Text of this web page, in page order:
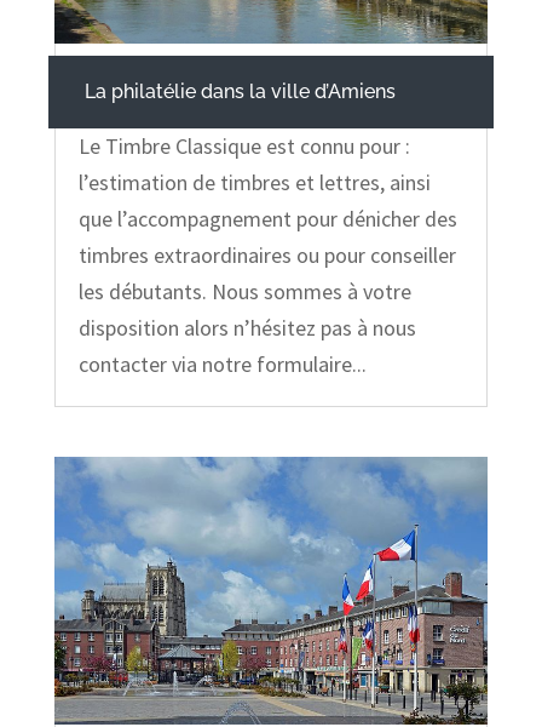
La philatélie dans la ville d’Amiens
Le Timbre Classique est connu pour :
l’estimation de timbres et lettres, ainsi
que l’accompagnement pour dénicher des
timbres extraordinaires ou pour conseiller
les débutants. Nous sommes à votre
disposition alors n’hésitez pas à nous
contacter via notre formulaire...